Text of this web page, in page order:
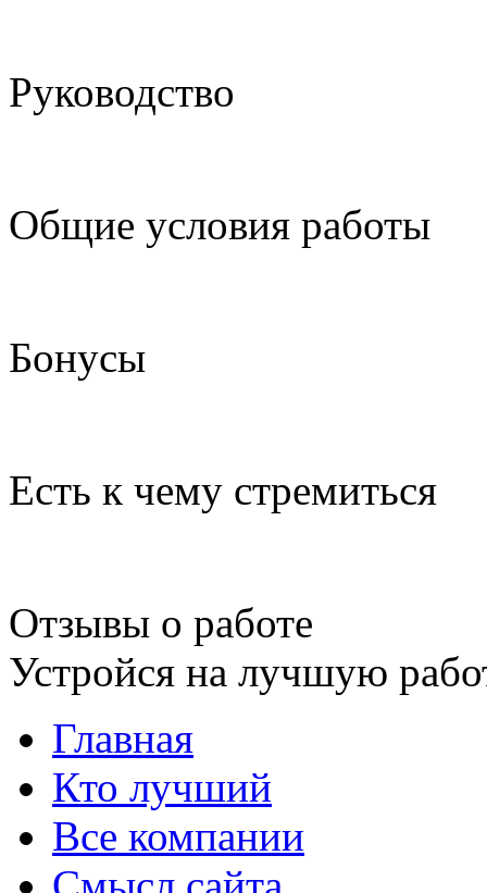
Руководство
Общие условия работы
Бонусы
Есть к чему стремиться
Отзывы о работе
Устройся на лучшую
Главная
Кто лучший
Все компании